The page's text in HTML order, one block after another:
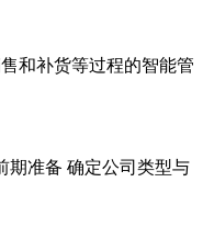
和补货等过程的智能管
期准备 确定公司类型与